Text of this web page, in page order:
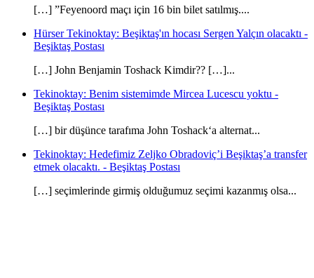
[…] ”Feyenoord maçı için 16 bin bilet satılmış....
Hürser Tekinoktay: Beşiktaş'ın hocası Sergen Yalçın olacaktı -
Beşiktaş Postası
[…] John Benjamin Toshack Kimdir?? […]...
Tekinoktay: Benim sistemimde Mircea Lucescu yoktu -
Beşiktaş Postası
[…] bir düşünce tarafıma John Toshack‘a alternat...
Tekinoktay: Hedefimiz Zeljko Obradoviç’i Beşiktaş’a transfer
etmek olacaktı. - Beşiktaş Postası
[…] seçimlerinde girmiş olduğumuz seçimi kazanmış olsa...